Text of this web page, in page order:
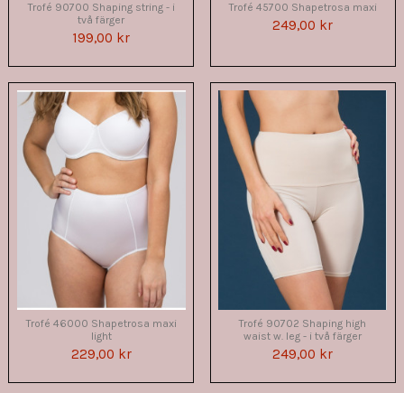
Trofé 90700 Shaping string - i
två färger
199,00 kr
Trofé 45700 Shapetrosa maxi
249,00 kr
Trofé 46000 Shapetrosa maxi
light
229,00 kr
Trofé 90702 Shaping high
waist w. leg - i två färger
249,00 kr